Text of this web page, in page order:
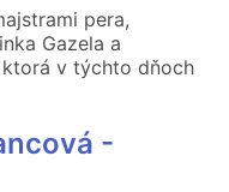
pera,
Gazela a
v týchto dňoch
-